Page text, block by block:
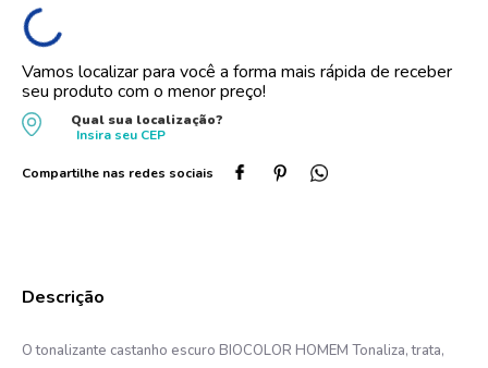
Vamos localizar para você a forma mais rápida de receber
seu produto com o menor preço!
Qual sua localização?
Insira seu CEP
O tonalizante castanho escuro BIOCOLOR HOMEM Tonaliza, trata,
8º
9º esmalte
10